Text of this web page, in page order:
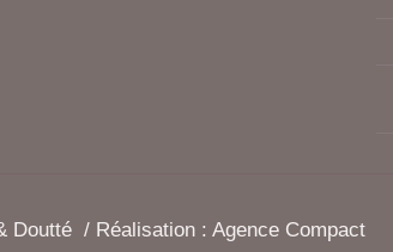
Doutté / Réalisation : Agence Compact